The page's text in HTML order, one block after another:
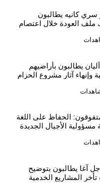
كانيه يطالبون
العودة خلال اعتصام
يطالبون بأراضيهم
آثار مشروع الحزام
الحفاظ على اللغة
الأجيال الجديدة
آغا يطالبون بتوضيح
المشاريع الخدمية